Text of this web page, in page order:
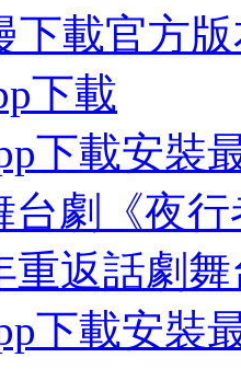
下載官方
下載
下載安裝
台劇《夜
重返話劇
下載安裝